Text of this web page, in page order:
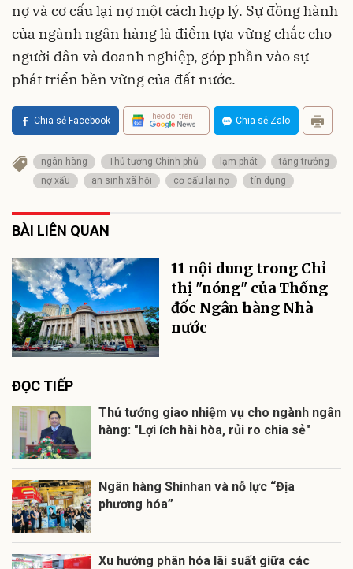
nợ và cơ cấu lại nợ một cách hợp lý. Sự đồng hành
của ngành ngân hàng là điểm tựa vững chắc cho
người dân và doanh nghiệp, góp phần vào sự
phát triển bền vững của đất nước.
Chia sẻ Facebook Theo dõi trên Chia sẻ Zalo
ngân hàng Thủ tướng Chính phủ lạm phát
tăng trưởng
nợ xấu
an sinh xã hội cơ cấu lại nợ tín dụng
BÀI LIÊN QUAN
11 nội dung trong Chỉ
thị "nóng" của Thống
đốc Ngân hàng Nhà
nước
ĐỌC TIẾP
Thủ tướng giao nhiệm vụ cho ngành ngân
hàng: "Lợi ích hài hòa, rủi ro chia sẻ"
Ngân hàng Shinhan và nỗ lực “Địa
phương hóa”
Xu hướng phân hóa lãi suất giữa các